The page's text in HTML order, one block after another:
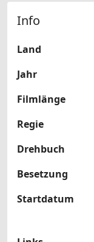
Info
Land
Jahr
Filmlänge
Regie
Drehbuch
Besetzung
Startdatum